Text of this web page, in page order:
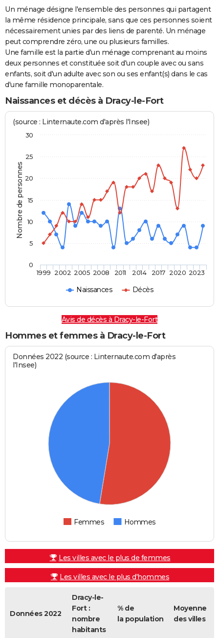
Un ménage désigne l'ensemble des personnes qui partagent
la même résidence principale, sans que ces personnes soient
nécessairement unies par des liens de parenté. Un ménage
peut comprendre zéro, une ou plusieurs familles.
Une famille est la partie d'un ménage comprenant au moins
deux personnes et constituée soit d'un couple avec ou sans
enfants, soit d'un adulte avec son ou ses enfant(s) dans le cas
d'une famille monoparentale.
Naissances et décès à Dracy-le-Fort
Nombre de personnes
(source : Linternaute.com d'après l'Insee)
Naissances Décès
1999 2002 2005 2008 2011 2014 2017 2020 2023
0
5
10
15
20
25
30
Avis de décès à Dracy-le-Fort
Hommes et femmes à Dracy-le-Fort
Données 2022 (source : Linternaute.com d'après
l'Insee)
Femmes Hommes
Les villes avec le plus de femmes
Les villes avec le plus d'hommes
Données 2022
Dracy-le-
Fort :
nombre
habitants
% de
la population
Moyenne
des villes